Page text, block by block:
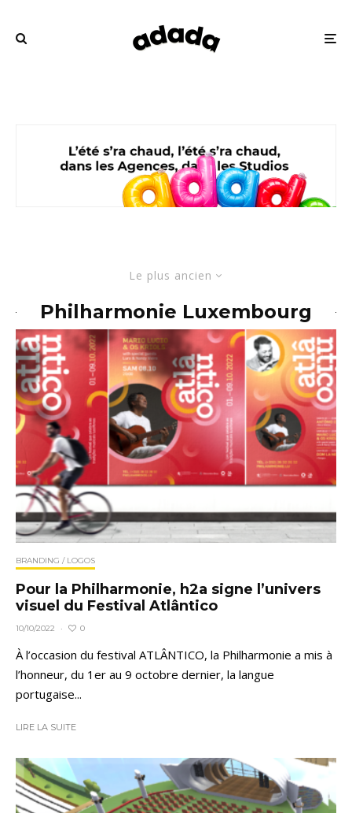
Le plus ancien
Philharmonie Luxembourg
BRANDING / LOGOS
Pour la Philharmonie, h2a signe l’univers
visuel du Festival Atlântico
10/10/2022 · 0
À l’occasion du festival ATLÂNTICO, la Philharmonie a mis à
l’honneur, du 1er au 9 octobre dernier, la langue
portugaise...
LIRE LA SUITE